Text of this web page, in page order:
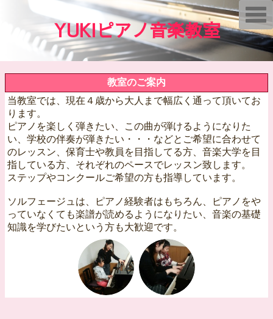
YUKIピアノ音楽教室
教室のご案内
当教室では、現在４歳から大人まで幅広く通って頂いてお
ります。
ピアノを楽しく弾きたい、この曲が弾けるようになりた
い、学校の伴奏が弾きたい・・・などとご希望に合わせて
のレッスン、保育士や教員を目指してる方、音楽大学を目
指している方、それぞれのペースでレッスン致します。
ステップやコンクールご希望の方も指導しています。
ソルフェージュは、ピアノ経験者はもちろん、ピアノをや
っていなくても楽譜が読めるようになりたい、音楽の基礎
知識を学びたいという方も大歓迎です。
T
o
g
g
l
a
i
g
o
n